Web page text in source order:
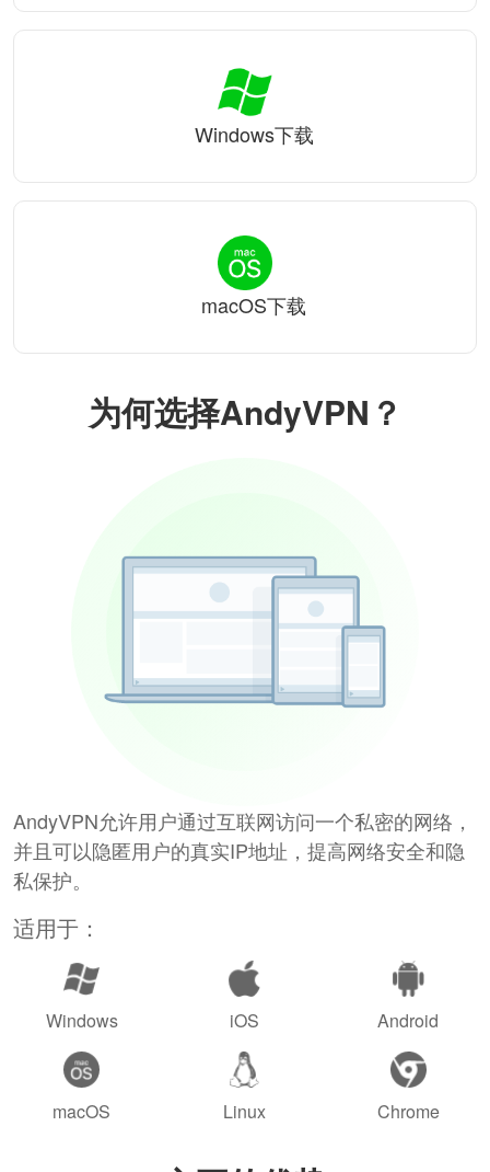
为何选择AndyVPN？
AndyVPN允许用户通过互联网访问一个私密的网络，
并且可以隐匿用户的真实IP地址，提高网络安全和隐
私保护。
适用于：
Windows iOS Android
macOS Linux Chrome
Windows下载
macOS下载